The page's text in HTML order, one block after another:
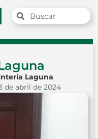
Laguna
de abril de 2024